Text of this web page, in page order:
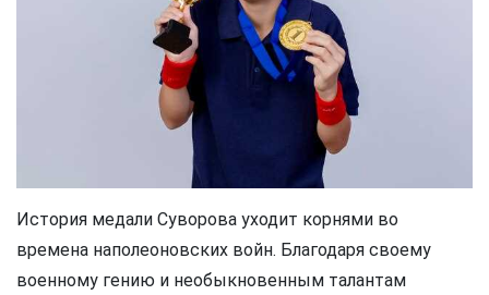
История медали Суворова уходит корнями во
времена наполеоновских войн. Благодаря своему
военному гению и необыкновенным талантам